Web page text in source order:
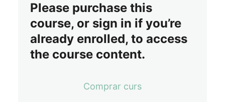
Nadal
LES CÀPSULES
5 lliçons
RECURSOS
RECOMANACIONS
Please purchase this
course, or sign in if you’re
already enrolled, to access
the course content.
Comprar curs